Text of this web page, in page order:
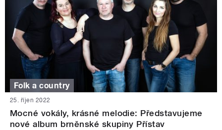
Folk a country
25. říjen 2022
Mocné vokály, krásné melodie: Představujeme
nové album brněnské skupiny Přístav